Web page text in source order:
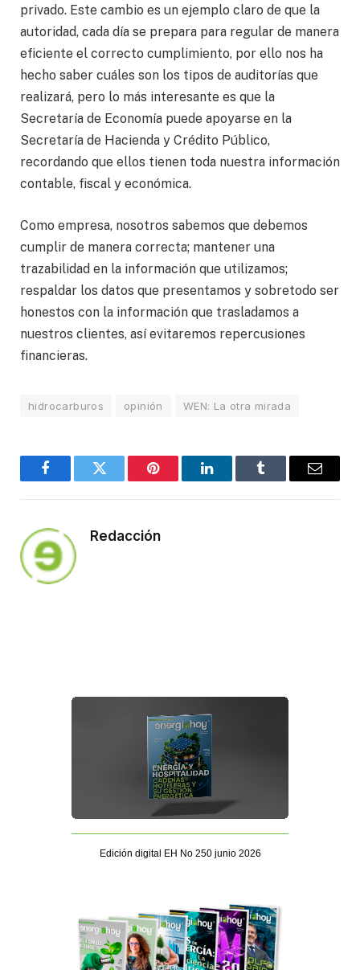
privado. Este cambio es un ejemplo claro de que la
autoridad, cada día se prepara para regular de manera
eficiente el correcto cumplimiento, por ello nos ha
hecho saber cuáles son los tipos de auditorías que
realizará, pero lo más interesante es que la
Secretaría de Economía puede apoyarse en la
Secretaría de Hacienda y Crédito Público,
recordando que ellos tienen toda nuestra información
contable, fiscal y económica.
Como empresa, nosotros sabemos que debemos
cumplir de manera correcta; mantener una
trazabilidad en la información que utilizamos;
respaldar los datos que presentamos y sobretodo ser
honestos con la información que trasladamos a
nuestros clientes, así evitaremos repercusiones
financieras.
hidrocarburos opinión WEN: La otra mirada
FacebookTwitter Pinterest LinkedInTumblr Email
Redacción
Edición digital EH No 250 junio 2026